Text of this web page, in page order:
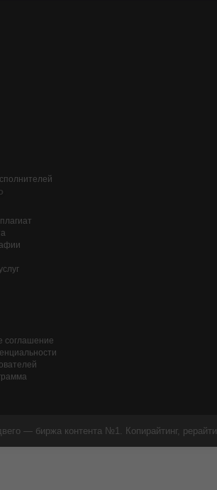
соглашение
— биржа контента №1. Копирайтинг,